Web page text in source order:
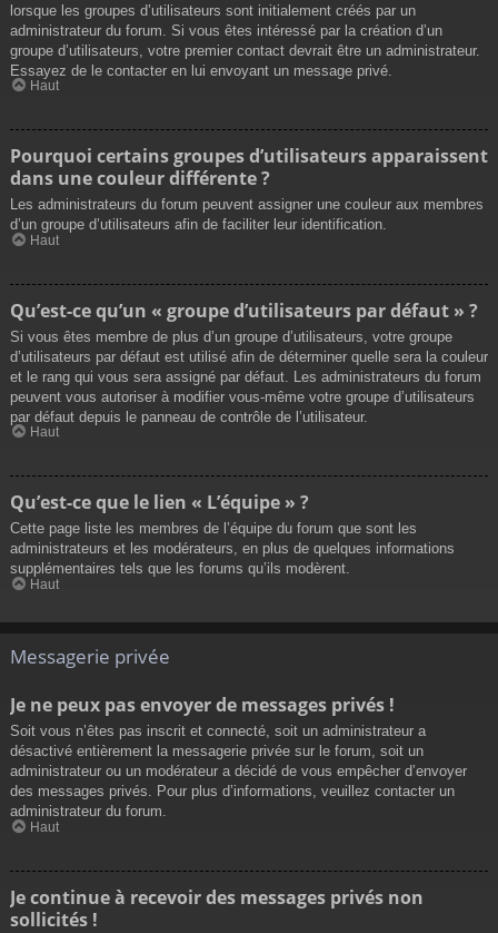
lorsque les groupes d’utilisateurs sont initialement créés par un
administrateur du forum. Si vous êtes intéressé par la création d’un
groupe d’utilisateurs, votre premier contact devrait être un administrateur.
Essayez de le contacter en lui envoyant un message privé.
Haut
Pourquoi certains groupes d’utilisateurs apparaissent
dans une couleur différente ?
Les administrateurs du forum peuvent assigner une couleur aux membres
d’un groupe d’utilisateurs afin de faciliter leur identification.
Haut
Qu’est-ce qu’un « groupe d’utilisateurs par défaut » ?
Si vous êtes membre de plus d’un groupe d’utilisateurs, votre groupe
d’utilisateurs par défaut est utilisé afin de déterminer quelle sera la couleur
et le rang qui vous sera assigné par défaut. Les administrateurs du forum
peuvent vous autoriser à modifier vous-même votre groupe d’utilisateurs
par défaut depuis le panneau de contrôle de l’utilisateur.
Haut
Qu’est-ce que le lien « L’équipe » ?
Cette page liste les membres de l’équipe du forum que sont les
administrateurs et les modérateurs, en plus de quelques informations
supplémentaires tels que les forums qu’ils modèrent.
Haut
Messagerie privée
Je ne peux pas envoyer de messages privés !
Soit vous n’êtes pas inscrit et connecté, soit un administrateur a
désactivé entièrement la messagerie privée sur le forum, soit un
administrateur ou un modérateur a décidé de vous empêcher d’envoyer
des messages privés. Pour plus d’informations, veuillez contacter un
administrateur du forum.
Haut
Je continue à recevoir des messages privés non
sollicités !